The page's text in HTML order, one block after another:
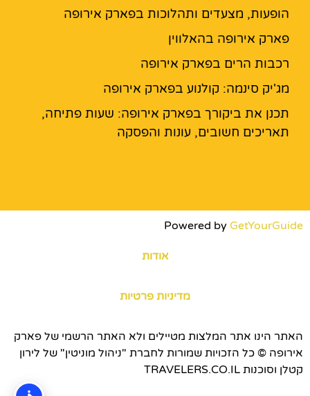
הופעות, מצעדים ותהלוכות בפארק אירופה
פארק אירופה בהאלווין
רכבות הרים בפארק אירופה
מג'יק סינמה: קולנוע בפארק אירופה
תכנן את ביקורך בפארק אירופה: שעות פתיחה,
תאריכים חשובים, עונות והפסקה
Powered by GetYourGuide
אודות
מדיניות פרטיות
האתר הינו אתר המלצות מטיילים ולא האתר הרשמי של פארק
אירופה © כל הזכויות שמורות לחברת "ניהול מוניטין" של לירון
קטלן וסוכנות TRAVELERS.CO.IL